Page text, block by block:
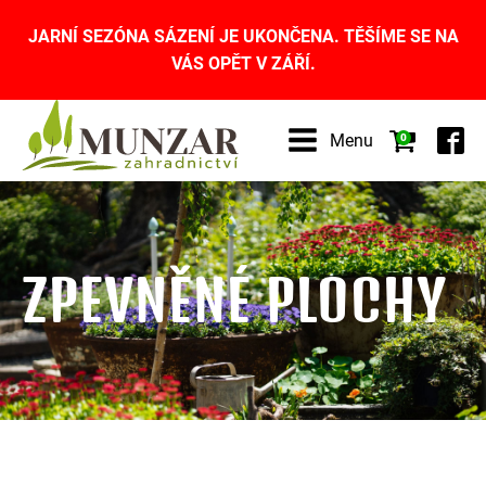
JARNÍ SEZÓNA SÁZENÍ JE UKONČENA. TĚŠÍME SE NA
VÁS OPĚT V ZÁŘÍ.
Menu 0
ZPEVNĚNÉ PLOCHY